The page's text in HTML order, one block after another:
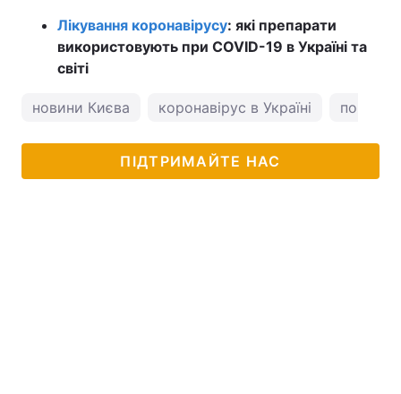
Лікування коронавірусу: які препарати
використовують при COVID-19 в Україні та
світі
новини Києва коронавірус в Україні погода
ПІДТРИМАЙТЕ НАС